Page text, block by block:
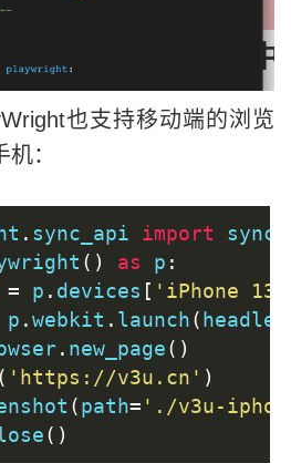
也支持移动端的浏览
：
. sync_api import
() as p :
= p . devices [ 'iPhone 13
p .webkit . launch(
. new_page()
( 'https://v3u.cn' )
(path= './v3u-
()